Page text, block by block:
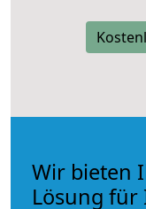
Wir bieten
Lösung für